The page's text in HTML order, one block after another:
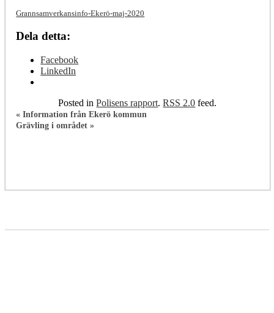
Grannsamverkansinfo-Ekerö-maj-2020
Dela detta:
Facebook
LinkedIn
Posted inPolisens rapport.RSS 2.0 feed.
« Information från Ekerö kommun
Grävling i området »